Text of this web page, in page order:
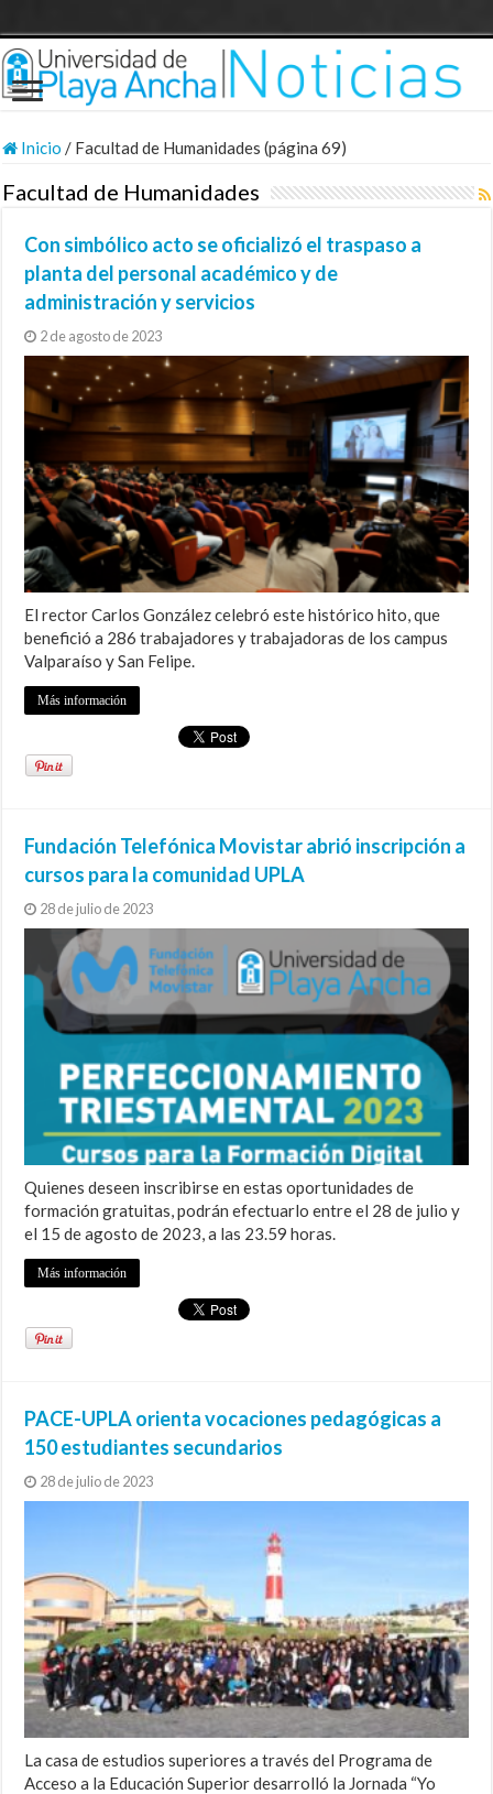
Inicio / Facultad de Humanidades (página 69)
Facultad de Humanidades
Con simbólico acto se oficializó el traspaso a
planta del personal académico y de
administración y servicios
2 de agosto de 2023
El rector Carlos González celebró este histórico hito, que
benefició a 286 trabajadores y trabajadoras de los campus
Valparaíso y San Felipe.
Más información
Fundación Telefónica Movistar abrió inscripción a
cursos para la comunidad UPLA
28 de julio de 2023
Quienes deseen inscribirse en estas oportunidades de
formación gratuitas, podrán efectuarlo entre el 28 de julio y
el 15 de agosto de 2023, a las 23.59 horas.
Más información
PACE-UPLA orienta vocaciones pedagógicas a
150 estudiantes secundarios
28 de julio de 2023
La casa de estudios superiores a través del Programa de
Acceso a la Educación Superior desarrolló la Jornada “Yo